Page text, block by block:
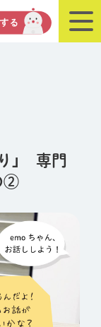
」 専門
②